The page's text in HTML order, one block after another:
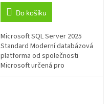
Do košíku
Microsoft SQL Server 2025
Standard Moderní databázová
platforma od společnosti
Microsoft určená pro